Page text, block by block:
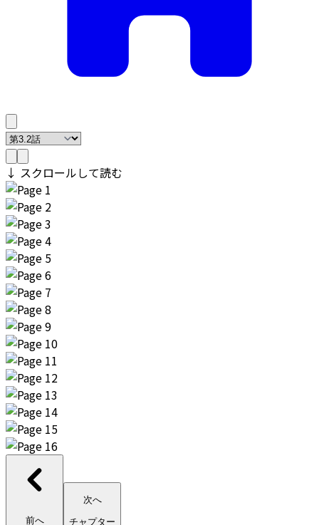
↓ スクロールして読む
前へ
次へ
チャプター